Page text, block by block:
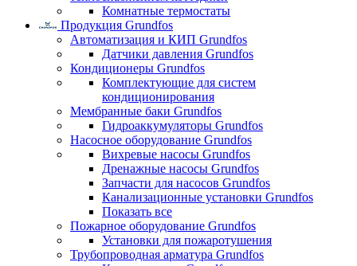
Комнатные термостаты
Продукция Grundfos
Автоматизация и КИП Grundfos
Датчики давления Grundfos
Кондиционеры Grundfos
Комплектующие для систем
кондиционирования
Мембранные баки Grundfos
Гидроаккумуляторы Grundfos
Насосное оборудование Grundfos
Вихревые насосы Grundfos
Дренажные насосы Grundfos
Запчасти для насосов Grundfos
Канализационные установки Grundfos
Показать все
Пожарное оборудование Grundfos
Установки для пожаротушения
Трубопроводная арматура Grundfos